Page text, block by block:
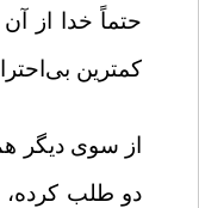
حتماً
کمترین
از سوی دیگر
دو طلب کرده،